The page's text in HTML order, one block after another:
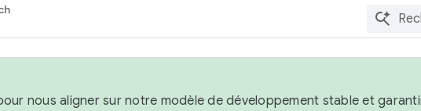
nous aligner sur notre modèle de développement stable et